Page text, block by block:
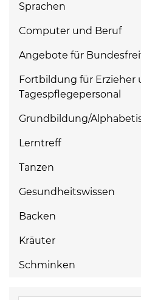
Sprachen
Computer und Beruf
Angebote für
Fortbildung für Erzieher
Tagespflegepersonal
Grundbildung/
Lerntreff
Tanzen
Gesundheitswissen
Backen
Kräuter
Schminken